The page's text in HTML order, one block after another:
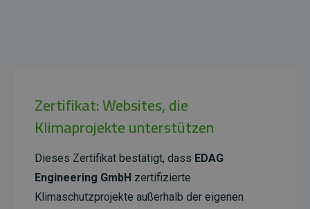
Zertifikat: Websites, die
Klimaprojekte unterstützen
Dieses Zertifikat bestätigt, dass EDAG
Engineering GmbH zertifizierte
Klimaschutzprojekte außerhalb der eigenen